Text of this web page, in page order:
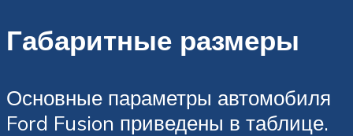
Габаритные размеры
Основные параметры автомобиля
Ford Fusion приведены в таблице.